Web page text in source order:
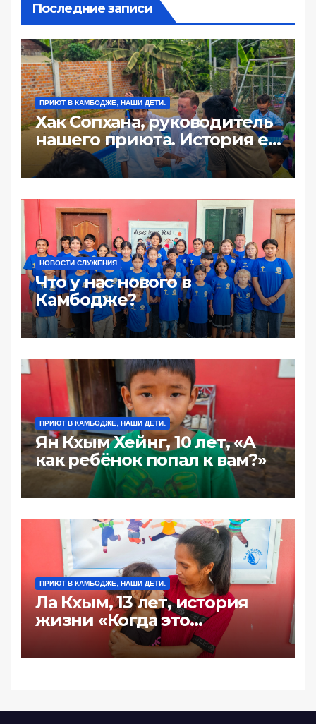
Последние записи
ПРИЮТ В КАМБОДЖЕ, НАШИ ДЕТИ.
Хак Сопхана, руководитель
нашего приюта. История её
жизни: «100 долл за ночь
или почему жизнь такая
НОВОСТИ СЛУЖЕНИЯ
Что у нас нового в
Камбодже?
ПРИЮТ В КАМБОДЖЕ, НАШИ ДЕТИ.
Ян Кхым Хейнг, 10 лет, «А
как ребёнок попал к вам?»
ПРИЮТ В КАМБОДЖЕ, НАШИ ДЕТИ.
Ла Кхым, 13 лет, история
жизни «Когда это
произошло последний
раз?»